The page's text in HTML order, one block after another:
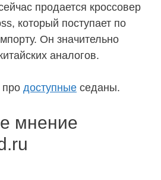
продается кроссовер
который поступает по
Он значительно
аналогов.
доступные седаны.
мнение